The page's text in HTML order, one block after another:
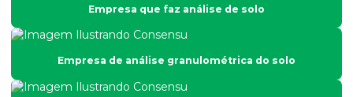
Análise de fertilidade do solo
Análise física do solo
Empresa que faz análise de solo
Empresa de análise granulométrica do solo